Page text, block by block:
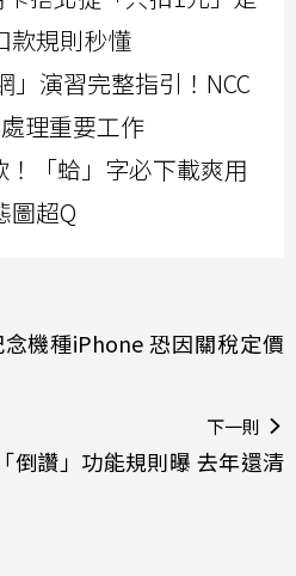
款規則秒懂
」演習完整指引！NCC
理重要工作
！「蛤」字必下載爽用
圖超Q
機種iPhone 恐因關稅定價
下一則
倒讚」功能規則曝 去年還清